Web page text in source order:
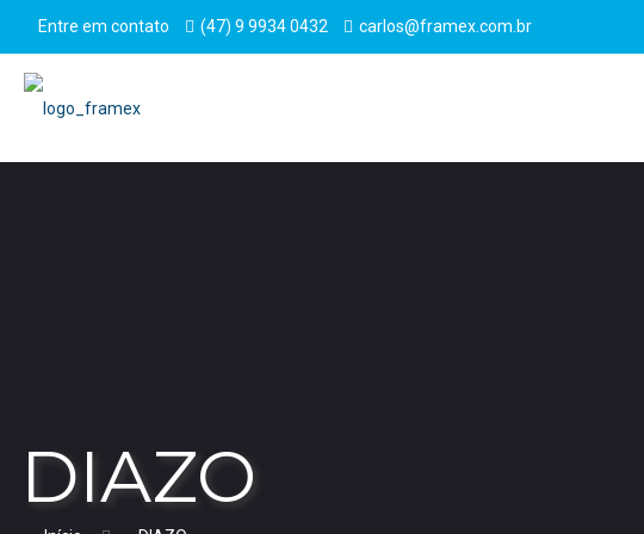
Entre em contato (47) 9 9934 0432 carlos@framex.com.br
DIAZO